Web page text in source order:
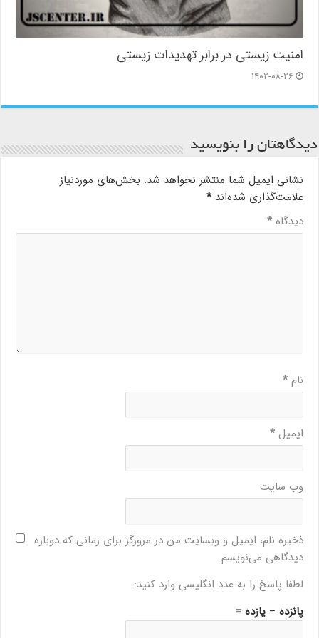
امنیت زیستی در برابر تهدیدات زیستی
۱۴۰۲-۰۸-۲۶
دیدگاهتان را بنویسید
نشانی ایمیل شما منتشر نخواهد شد. بخش‌های موردنیاز
علامت‌گذاری شده‌اند*
دیدگاه*
نام*
ایمیل*
وب‌ سایت
ذخیره نام، ایمیل و وبسایت من در مرورگر برای زمانی که دوباره
دیدگاهی می‌نویسم.
لطفا پاسخ را به عدد انگلیسی وارد کنید:
پانزده − یازده =